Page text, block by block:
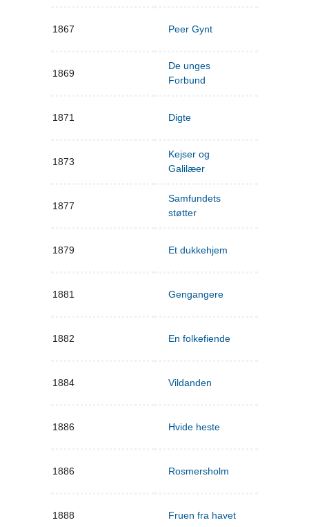
1867 Peer Gynt
1869
De unges
Forbund
1871 Digte
1873
Kejser og
Galilæer
1877
Samfundets
støtter
1879 Et dukkehjem
1881 Gengangere
1882 En folkefiende
1884 Vildanden
1886 Hvide heste
1886 Rosmersholm
1888 Fruen fra havet